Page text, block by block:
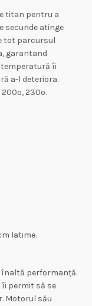
titan pentru a
secunde atinge
tot parcursul
garantand
temperatură îi
a-l deteriora.
200º, 230º.
latime.
înaltă performanță.
îi permit să se
Motorul său